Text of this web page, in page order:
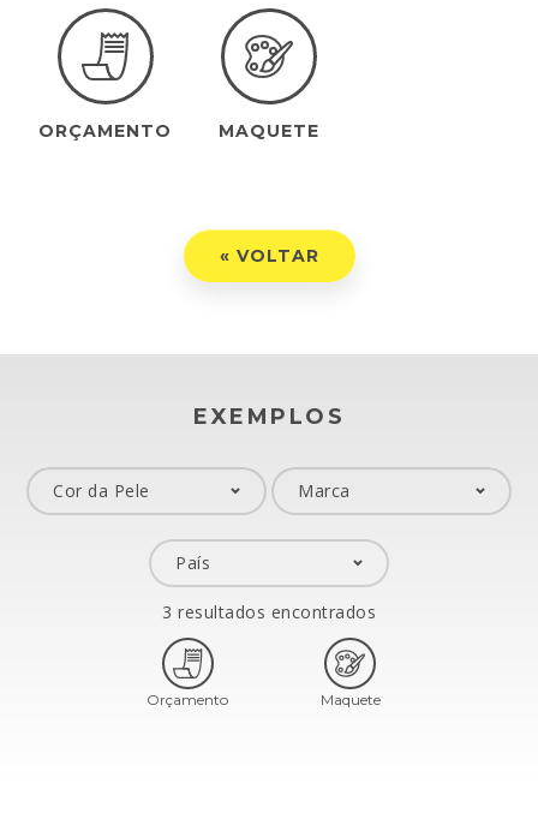
ORÇAMENTO MAQUETE
« VOLTAR
EXEMPLOS
3 resultados encontrados
Orçamento Maquete